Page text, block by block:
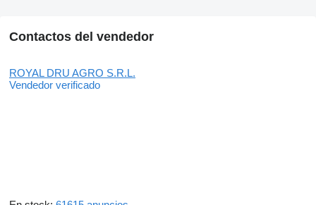
Contactos del vendedor
ROYAL DRU AGRO S.R.L.
Vendedor verificado